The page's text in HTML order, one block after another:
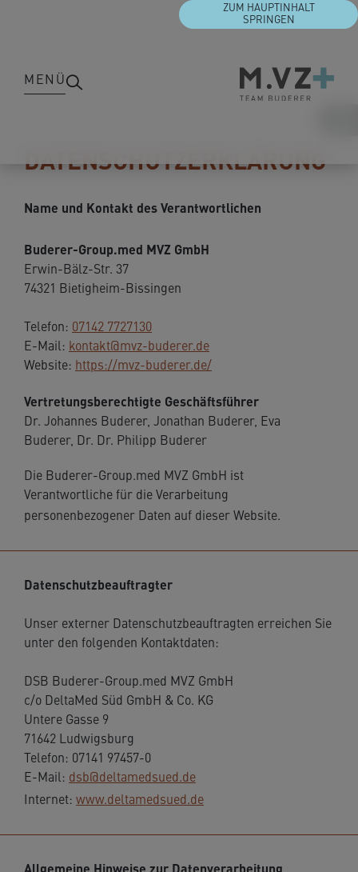
ZUM HAUPTINHALT
SPRINGEN
MENÜ
DATENSCHUTZERKLÄRUNG
Name und Kontakt des Verantwortlichen
Buderer-Group.med MVZ GmbH
Erwin-Bälz-Str. 37
74321 Bietigheim-Bissingen
Telefon: 07142 7727130
E-Mail: kontakt@mvz-buderer.de
Website: https://mvz-buderer.de/
Vertretungsberechtigte Geschäftsführer
Dr. Johannes Buderer, Jonathan Buderer, Eva
Buderer, Dr. Dr. Philipp Buderer
Die Buderer-Group.med MVZ GmbH ist
Verantwortliche für die Verarbeitung
personenbezogener Daten auf dieser Website.
Datenschutzbeauftragter
Unser externer Datenschutzbeauftragten erreichen Sie
unter den folgenden Kontaktdaten:
DSB Buderer-Group.med MVZ GmbH
c/o DeltaMed Süd GmbH & Co. KG
Untere Gasse 9
71642 Ludwigsburg
Telefon: 07141 97457-0
E-Mail: dsb@deltamedsued.de
Internet: www.deltamedsued.de
Allgemeine Hinweise zur Datenverarbeitung